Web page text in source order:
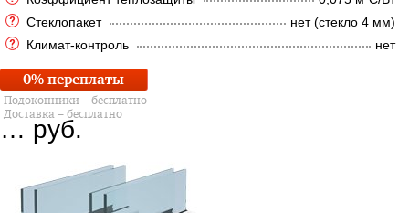
Стеклопакет
нет (стекло 4 мм)
Климат-контроль
нет
0% переплаты
Подоконники – бесплатно
Доставка – бесплатно
… руб.